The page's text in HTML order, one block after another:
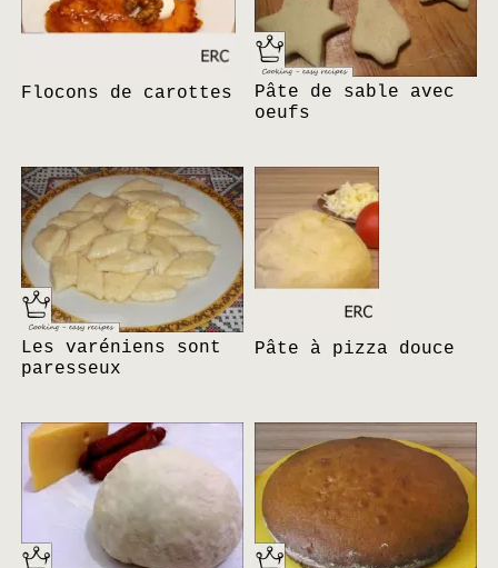
Flocons de carottes
Pâte de sable avec
oeufs
Les varéniens sont
paresseux
Pâte à pizza douce